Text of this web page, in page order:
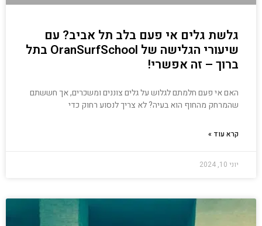
גלשת גלים אי פעם בלב תל אביב? עם
שיעורי הגלישה של OranSurfSchool בתל
ברוך – זה אפשרי!
האם אי פעם חלמתם לגלוש על גלים צוננים ומשכרים, אך חששתם
שהמרחק מהחוף הוא בעיה? לא צריך לנסוע רחוק כדי
קרא עוד »
יוני 10, 2024